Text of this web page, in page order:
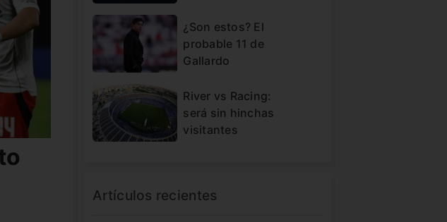
¿Son estos? El
probable 11 de
Gallardo
River vs Racing:
será sin hinchas
visitantes
Artículos recientes